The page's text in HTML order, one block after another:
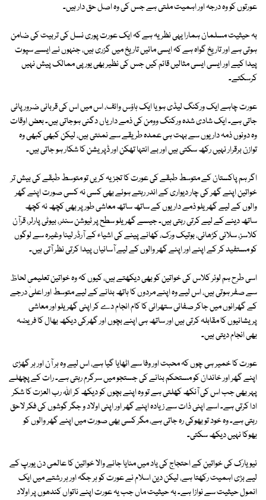
عورتوں کو وہ درجہ اور اہمیت ملتی ہے جس کی وہ اصل حق دار ہیں۔
بہ حیثیت مسلمان ہمارا یہی نظریہ ہے کہ ایک عورت پوری نسل کی تربیت کی ضامن
ہوتی ہے اور تاریخ گواہ ہے کہ ایسی مائیں تاریخ میں گزری ہیں، جنہوں نے ایسے سپوت
پیدا کیے اور ایسی ایسی مثالیں قائم کیں جس کی نظیر بھی یورپی ممالک پیش نہیں
کرسکتے۔
عورت چاہے ایک ورکنگ لیڈی ہو یا ایک ہاؤس وائف، اس میں اس کی قربانی ضرور پائی
جاتی ہے۔ ایک شادی شدہ ورکنگ وومن کی ذمے داریاں دگنی ہوجاتی ہیں۔ بعض اوقات
وہ دونوں ذمہ داریوں سے بہت ہی عمدہ طریقے سے نمٹتی ہیں، لیکن کبھی کبھی وہ
توازن برقرار نہیں رکھ سکتی ہیں اور بے انتہا تھکن اور ڈپریشن کا شکار ہو جاتی ہیں۔
اگر ہم پاکستان کے متوسط طبقے کی عورت کا تجزیہ کریں تو متوسط طبقے کی بیش تر
خواتین اپنے گھر کی چار دیواری کے اندر رہتے ہوئے بھی کسی نہ کسی صورت اپنے گھر
والوں کے لیے گھریلو ذمے داریوں کے ساتھ ساتھ معاشی طور پر بھی کچھ نہ کچھ
ساتھ دینے کے لیے کرتی رہتی ہیں۔ جیسے گھریلو سطح پر ٹیوشن سنٹر، بیوٹی پارلر، قرآن
کلاسز، سلائی کڑھائی، بوتیک ورک، کھانے پینے کی اشیاء کے آرڈر لینا وغیرہ سے لوگوں
کو مستفید کر کے اپنے اور اپنے گھر والوں کے لیے آسانیاں پیدا کرتی نظر آتی ہیں۔
اسی طرح ہم لوئر کلاس کی خواتین کو بھی دیکھتے ہیں، کیوں کہ وہ خواتین تعلیمی لحاظ
سے صفر ہوتی ہیں، اس لیے وہ اپنے مردوں کا ہاتھ بٹانے کے لیے متوسط اور اعلیٰ درجے
کے گھرانوں میں جاکر صفائی ستھرائی کا کام انجام دے کر اپنی گھریلو اور معاشی
پریشانیوں کا مقابلہ کرتی ہیں اور ساتھ ہی اپنے بچوں اور گھرکی دیکھ بھال کا فریضہ
بھی انجام دیتی ہیں۔
عورت کا خمیر ہی چوں کہ محبت اور وفا سے اٹھایا گیا ہے، اس لیے وہ ہر آن اور ہر گھڑی
اپنے گھر اور خاندان کو مستحکم بنانے کی جستجو میں سرگرم رہتی ہے۔ رات کے پچھلے
پہر بھی جب اس کی آنکھ کھلتی ہے تو وہ اپنے بچوں کو دیکھ کر اللہ رب العزت کا شکر
ادا کرتی ہے۔ اسے اپنی ذات سے زیادہ اپنے گھر اور اپنی اولاد و جگر گوشوں کی فکر لاحق
رہتی ہے۔ وہ خود تو بھوکی رہ جاتی ہے، مگر کسی بھی صورت میں اپنے گھر والوں کو
بھوکا نہیں دیکھ سکتی۔
نیویارک کی خواتین کے احتجاج کی یاد میں منایا جانے والا خواتین کا عالمی دن یورپ کے
لیے بڑی اہمیت رکھتا ہے، لیکن دین اسلام نے عورت کو ہر جگہ اور ہر رشتے میں ایک
انمول حیثیت سے نوازا ہے۔ بہ حیثیت ماں جب یہ عورت اپنے ناتواں کندھوں پر اولاد